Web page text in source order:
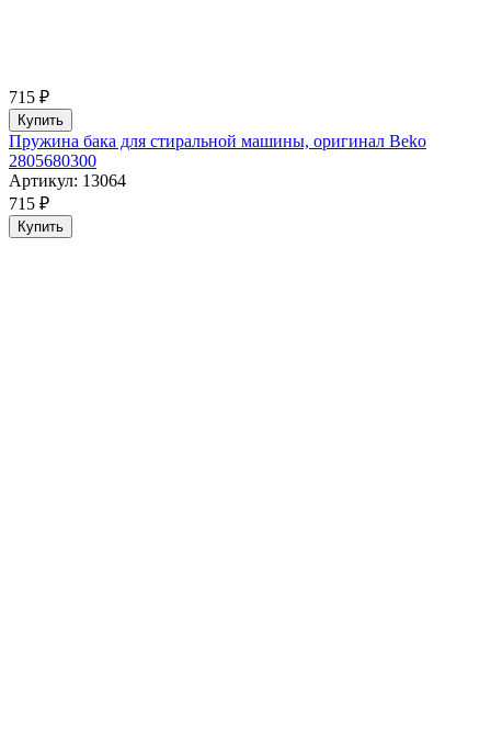
715 ₽
Купить
Пружина бака для стиральной машины, оригинал Beko
2805680300
Артикул: 13064
715 ₽
Купить